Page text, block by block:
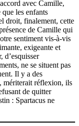
avec Camille,
les enfants
droit, finalement, cette
de Camille qui
sentiment vis-à-vis
exigeante et
d’esquisser
ne se situent pas
Il y a des
mériterait réflexion, ils
de quitter
: Spartacus ne